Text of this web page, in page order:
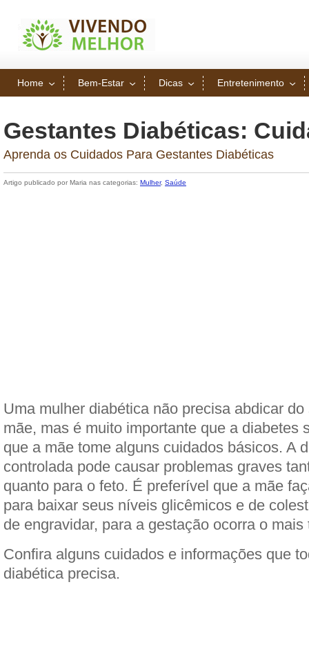
Home Bem-Estar Dicas Entretenimento
Gestantes Diabéticas:
Aprenda os Cuidados Para Gestantes Diabéticas
Artigo publicado por Maria nas categorias: Mulher, Saúde
Uma mulher diabética não precisa abdicar
mãe, mas é muito importante que a diabetes
que a mãe tome alguns cuidados básicos. A
controlada pode causar problemas graves
quanto para o feto. É preferível que a mãe
para baixar seus níveis glicêmicos e de
de engravidar, para a gestação ocorra o
Confira alguns cuidados e informações que
diabética precisa.